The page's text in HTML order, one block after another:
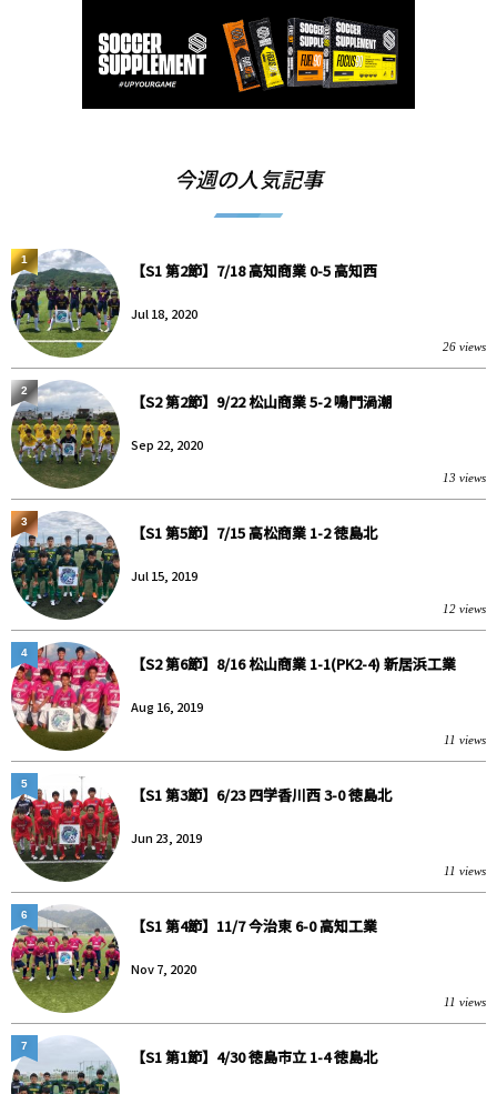
今週の人気記事
【S1 第2節】7/18 高知商業 0-5 高知西
Jul 18, 2020
26 views
1
【S2 第2節】9/22 松山商業 5-2 鳴門渦潮
Sep 22, 2020
13 views
2
【S1 第5節】7/15 高松商業 1-2 徳島北
Jul 15, 2019
12 views
3
【S2 第6節】8/16 松山商業 1-1(PK2-4) 新居浜工業
Aug 16, 2019
11 views
4
【S1 第3節】6/23 四学香川西 3-0 徳島北
Jun 23, 2019
11 views
5
【S1 第4節】11/7 今治東 6-0 高知工業
Nov 7, 2020
11 views
6
【S1 第1節】4/30 徳島市立 1-4 徳島北
7